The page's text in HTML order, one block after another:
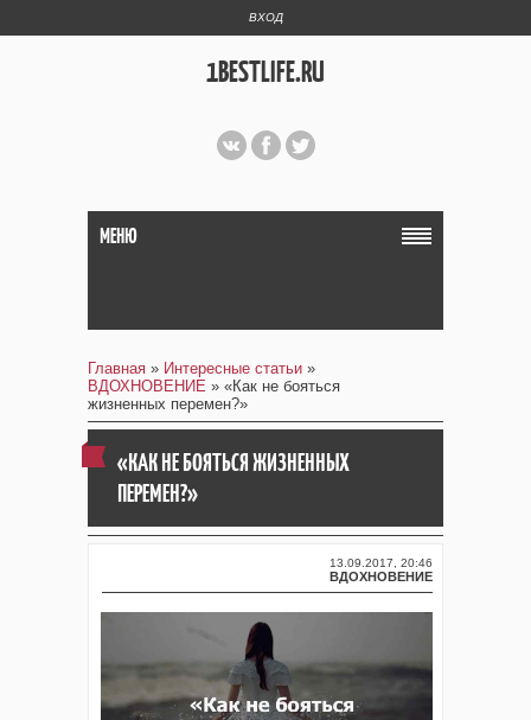
ВХОД
1BESTLIFE.RU
МЕНЮ
Главная » Интересные статьи »
ВДОХНОВЕНИЕ » «Как не бояться
жизненных перемен?»
«КАК НЕ БОЯТЬСЯ ЖИЗНЕННЫХ
ПЕРЕМЕН?»
13.09.2017, 20:46
ВДОХНОВЕНИЕ